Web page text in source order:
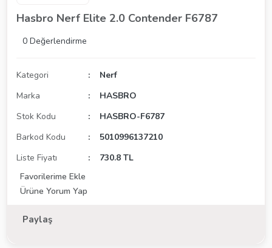
Hasbro Nerf Elite 2.0 Contender F6787
0 Değerlendirme
Kategori
Nerf
Marka
HASBRO
Stok Kodu
HASBRO-F6787
Barkod Kodu
5010996137210
Liste Fiyatı
730.8 TL
Ürüne Yorum Yap
Paylaş